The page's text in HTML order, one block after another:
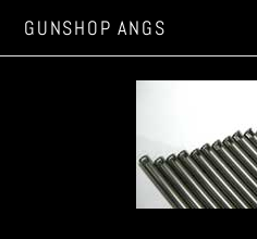
テ
GUNSHOP ANGS